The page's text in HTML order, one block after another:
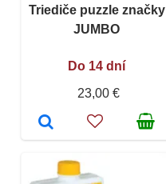
Triediče puzzle značky
JUMBO
Do 14 dní
23,00 €